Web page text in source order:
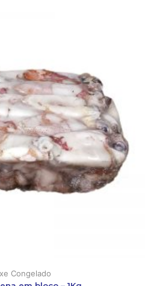
Congelado